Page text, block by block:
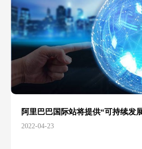
阿里巴巴国际站将提供“可持续发
2022-04-23